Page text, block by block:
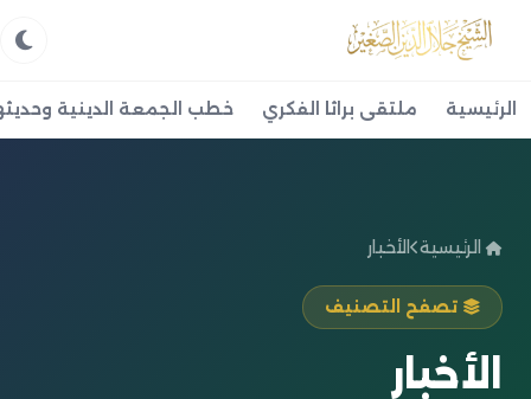
الرئيسية ملتقى براثا الفكري خطب الجمعة الدينية
الرئيسية الأخبار
تصفح التصنيف
الأخبار